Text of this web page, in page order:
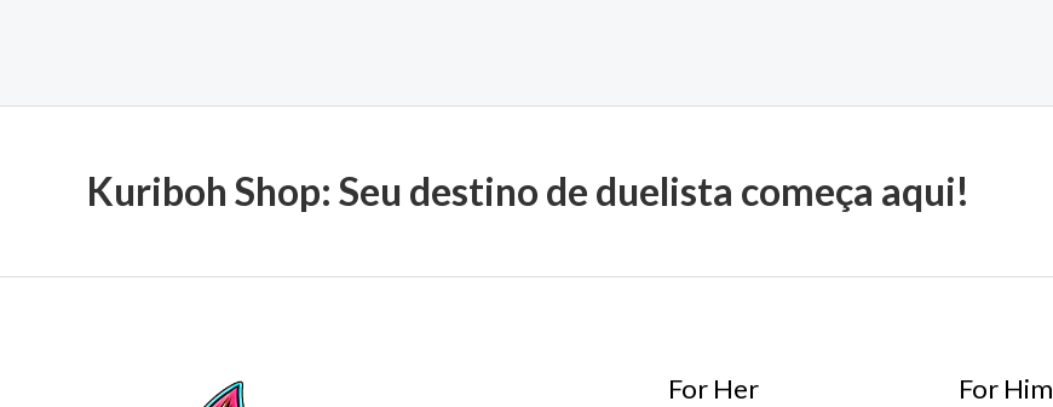
Kuriboh Shop: Seu destino de duelista começa aqui!
For Her For Him